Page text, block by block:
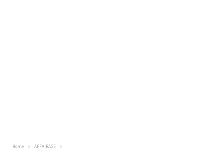
Home AFFAIRAGE